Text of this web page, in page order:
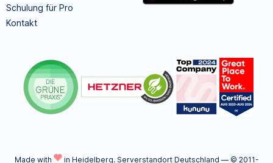
Schulung für Pro
Kontakt
Made with in Heidelberg. Serverstandort Deutschland — © 2011-